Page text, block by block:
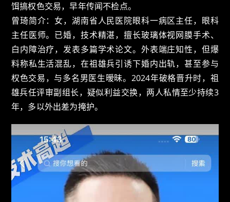
饵搞权色交易，早年传闻不检点。
曾琦简介：女，湖南省人民医院眼科一病区主任，眼科
主任医师。已婚，技术精湛，擅长玻璃体视网膜手术、
白内障治疗，发表多篇学术论文。外表端庄知性，但爆
料称私生活混乱，在祖雄兵引诱下婚内出轨，甚至参与
权色交易，与多名男医生暧昧。2024年破格晋升时，祖
雄兵任评审副组长，疑似利益交换，两人私情至少持续3
年，多以外出差为掩护。